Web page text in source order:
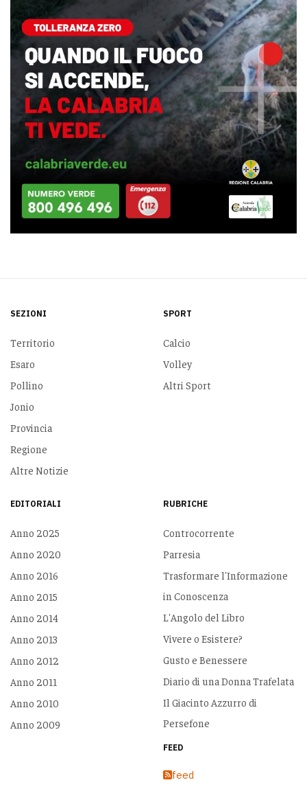
SEZIONI
Territorio
Esaro
Pollino
Jonio
Provincia
Regione
Altre Notizie
SPORT
Calcio
Volley
Altri Sport
EDITORIALI
Anno 2025
Anno 2020
Anno 2016
Anno 2015
Anno 2014
Anno 2013
Anno 2012
Anno 2011
Anno 2010
Anno 2009
RUBRICHE
Controcorrente
Parresia
Trasformare l'Informazione
in Conoscenza
L'Angolo del Libro
Vivere o Esistere?
Gusto e Benessere
Diario di una Donna Trafelata
Il Giacinto Azzurro di
Persefone
FEED
feed